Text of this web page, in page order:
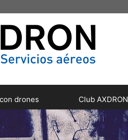
drones Club AXDRON